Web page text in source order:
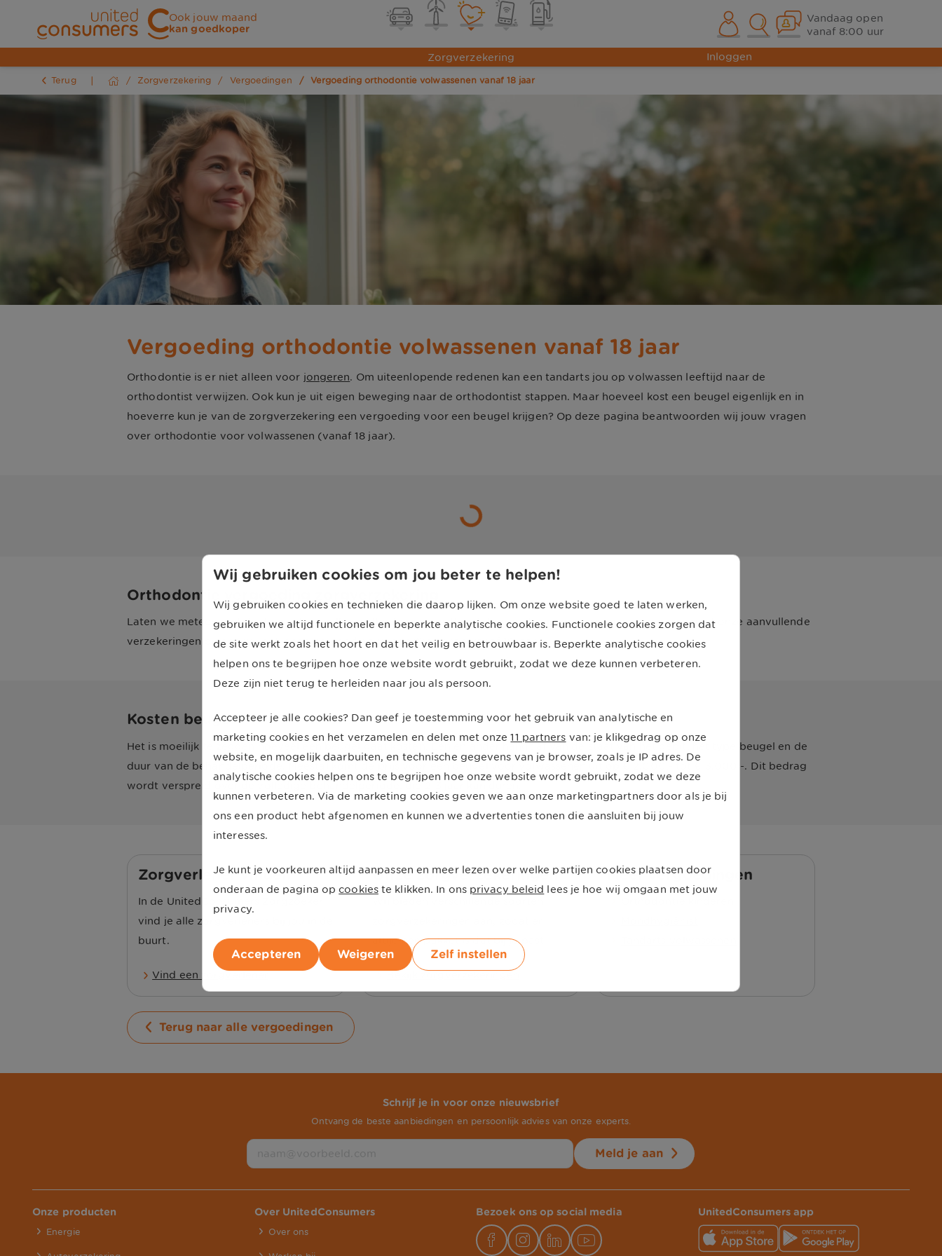
Ook jouw maand
kan goedkoper
Inloggen
Vandaag open
vanaf 8:00 uur
Zorgverzekering
Terug Zorgverzekering Vergoedingen Vergoeding orthodontie volwassenen vanaf 18 jaar
Vergoeding orthodontie volwassenen vanaf 18 jaar
Orthodontie is er niet alleen voor jongeren. Om uiteenlopende redenen kan een tandarts jou op volwassen leeftijd naar de
orthodontist verwijzen. Ook kun je uit eigen beweging naar de orthodontist stappen. Maar hoeveel kost een beugel eigenlijk en in
hoeverre kun je van de zorgverzekering een vergoeding voor een beugel krijgen? Op deze pagina beantwoorden wij jouw vragen
over orthodontie voor volwassenen (vanaf 18 jaar).
Orthodontie vergoeding zorgverzekering
Laten we meteen met de deur in huis vallen: orthodontie wordt niet door debasisverzekering vergoed en vanuit onze aanvullende
verzekeringen bieden wij ook geen vergoeding voor orthodontie vanaf 18 jaar.
Kosten beugel
Het is moeilijk te zeggen hoeveel een beugel gaat kosten. Eén en ander hangt af van de staat van het gebit, het type beugel en de
duur van de behandelperiode. Meestal komt de prijs voor een beugel voor volwassenen uit op € 2.000,- tot € 3.000,-. Dit bedrag
wordt verspreid over de volledige behandelperiode, die 2-3 jaar kan duren.
Zorgverlener vinden
In de UnitedConsumers Zorgzoeker
vind je alle zorgverleners bij jou in de
buurt.
Vind een zorgverlener
Onze zorgverzekeringen
altijd een pakket is dat bij je past.
Meer vergoedingen
Terug naar alle vergoedingen
Schrijf je in voor onze nieuwsbrief
Ontvang de beste aanbiedingen en persoonlijk advies van onze experts.
Meld je aan
Onze producten
Energie
Over UnitedConsumers
Over ons
Bezoek ons op social media UnitedConsumers app
Wij gebruiken cookies om jou beter te helpen!
Wij gebruiken cookies en technieken die daarop lijken. Om onze website goed te laten werken,
gebruiken we altijd functionele en beperkte analytische cookies. Functionele cookies zorgen dat
de site werkt zoals het hoort en dat het veilig en betrouwbaar is. Beperkte analytische cookies
helpen ons te begrijpen hoe onze website wordt gebruikt, zodat we deze kunnen verbeteren.
Deze zijn niet terug te herleiden naar jou als persoon.
Accepteer je alle cookies? Dan geef je toestemming voor het gebruik van analytische en
marketing cookies en het verzamelen en delen met onze 11 partners van: je klikgedrag op onze
website, en mogelijk daarbuiten, en technische gegevens van je browser, zoals je IP adres. De
analytische cookies helpen ons te begrijpen hoe onze website wordt gebruikt, zodat we deze
kunnen verbeteren. Via de marketing cookies geven we aan onze marketingpartners door als je bij
ons een product hebt afgenomen en kunnen we advertenties tonen die aansluiten bij jouw
interesses.
Je kunt je voorkeuren altijd aanpassen en meer lezen over welke partijen cookies plaatsen door
onderaan de pagina op cookies te klikken. In ons privacy beleid lees je hoe wij omgaan met jouw
privacy.
Accepteren Weigeren Zelf instellen